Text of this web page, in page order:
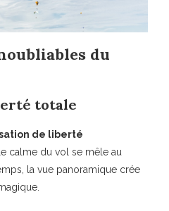
du
totale
de liberté
le calme du vol se mêle au
la vue panoramique crée